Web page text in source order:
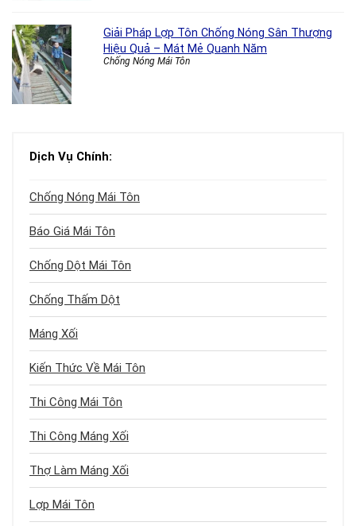
Giải Pháp Lợp Tôn Chống Nóng Sân Thượng
Hiệu Quả – Mát Mẻ Quanh Năm
Chống Nóng Mái Tôn
Dịch Vụ Chính:
Chống Nóng Mái Tôn
Báo Giá Mái Tôn
Chống Dột Mái Tôn
Chống Thấm Dột
Máng Xối
Kiến Thức Về Mái Tôn
Thi Công Mái Tôn
Thi Công Máng Xối
Thợ Làm Máng Xối
Lợp Mái Tôn